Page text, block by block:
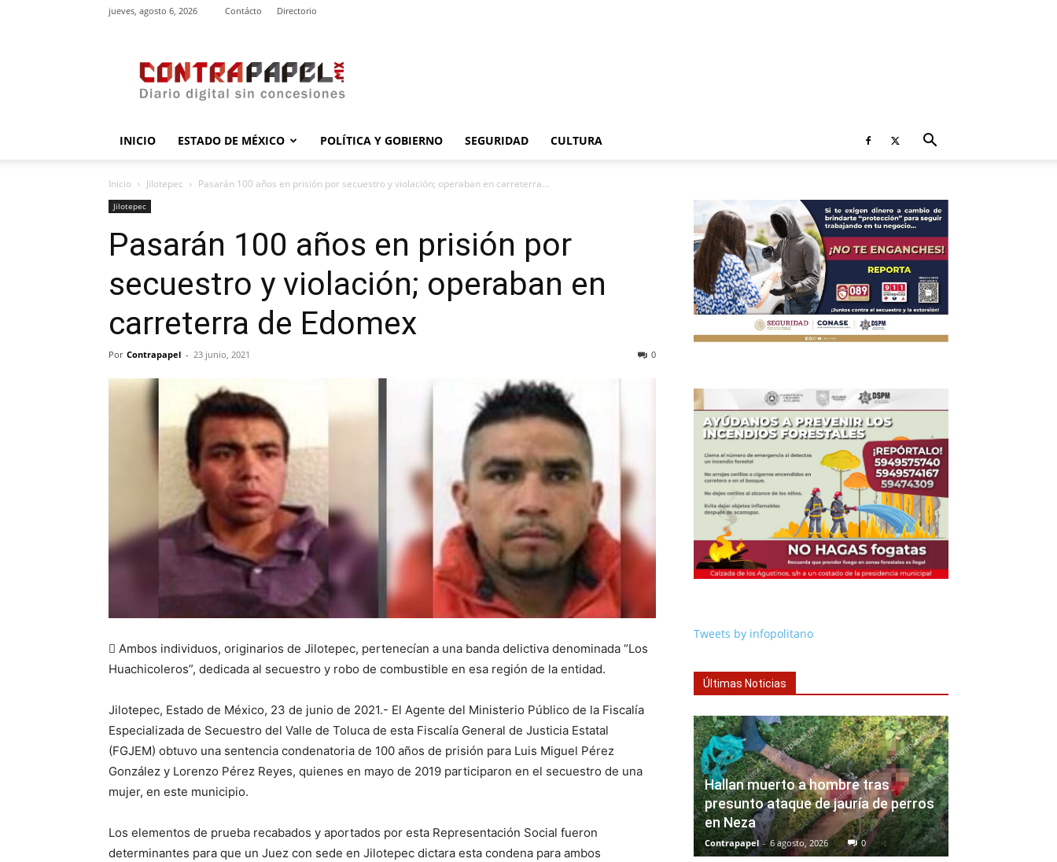
jueves, agosto 6, 2026 Contácto Directorio
INICIO ESTADO DE MÉXICO POLÍTICA Y GOBIERNO SEGURIDAD CULTURA
Inicio Jilotepec Pasarán 100 años en prisión por secuestro y violación; operaban en carreterra...
Jilotepec
Pasarán 100 años en prisión por
secuestro y violación; operaban en
carreterra de Edomex
Por Contrapapel - 23 junio, 2021 0
 Ambos individuos, originarios de Jilotepec, pertenecían a una banda delictiva denominada “Los
Huachicoleros”, dedicada al secuestro y robo de combustible en esa región de la entidad.
Jilotepec, Estado de México, 23 de junio de 2021.- El Agente del Ministerio Público de la Fiscalía
Especializada de Secuestro del Valle de Toluca de esta Fiscalía General de Justicia Estatal
(FGJEM) obtuvo una sentencia condenatoria de 100 años de prisión para Luis Miguel Pérez
González y Lorenzo Pérez Reyes, quienes en mayo de 2019 participaron en el secuestro de una
mujer, en este municipio.
Los elementos de prueba recabados y aportados por esta Representación Social fueron
determinantes para que un Juez con sede en Jilotepec dictara esta condena para ambos
Tweets by infopolitano
Últimas Noticias
Hallan muerto a hombre tras
presunto ataque de jauría de perros
en Neza
Contrapapel - 6 agosto, 2026 0